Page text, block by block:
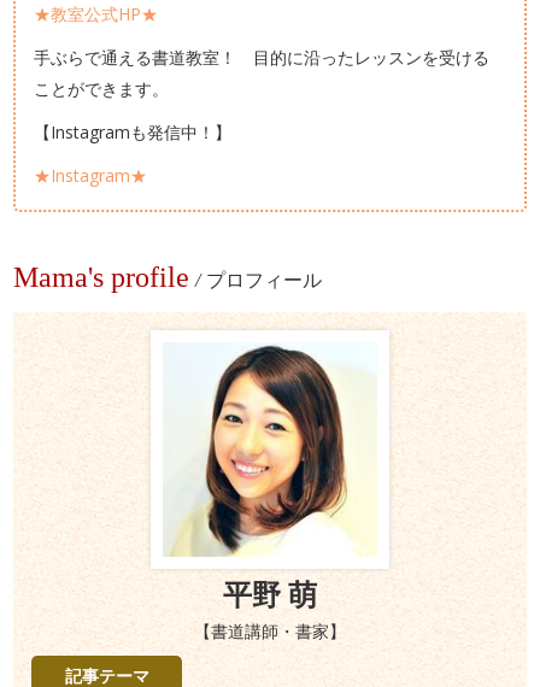
★教室公式HP★
手ぶらで通える書道教室！ 目的に沿ったレッスンを受ける
ことができます。
【Instagramも発信中！】
★Instagram★
Mama's profile / プロフィール
平野 萌
【書道講師・書家】
記事テーマ